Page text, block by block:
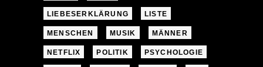
LIEBESERKLÄRUNG LISTE
MENSCHEN MUSIK MÄNNER
NETFLIX POLITIK PSYCHOLOGIE